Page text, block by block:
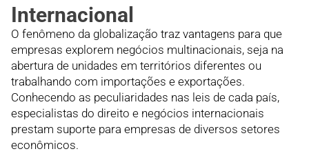
Internacional
O fenômeno da globalização traz vantagens para que
empresas explorem negócios multinacionais, seja na
abertura de unidades em territórios diferentes ou
trabalhando com importações e exportações.
Conhecendo as peculiaridades nas leis de cada país,
especialistas do direito e negócios internacionais
prestam suporte para empresas de diversos setores
econômicos.